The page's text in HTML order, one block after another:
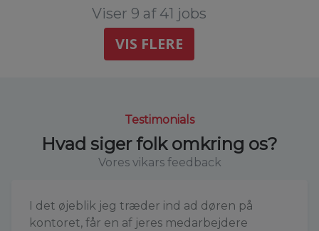
Viser 9 af 41 jobs
VIS FLERE
Testimonials
Hvad siger folk omkring os?
Vores vikars feedback
I det øjeblik jeg træder ind ad døren på
kontoret, får en af jeres medarbejdere